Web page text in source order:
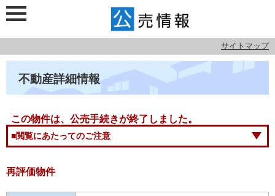
サイトマップ
不動産詳細情報
この物件は、公売手続きが終了しました。
■閲覧にあたってのご注意
再評価物件